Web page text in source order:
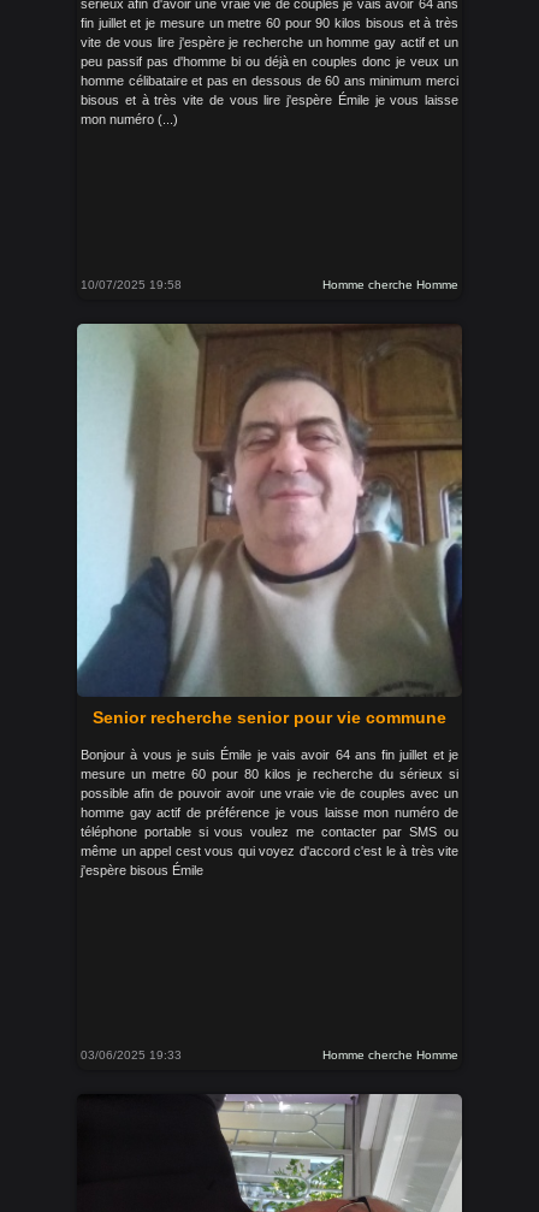
sérieux afin d'avoir une vraie vie de couples je vais avoir 64 ans
fin juillet et je mesure un metre 60 pour 90 kilos bisous et à très
vite de vous lire j'espère je recherche un homme gay actif et un
peu passif pas d'homme bi ou déjà en couples donc je veux un
homme célibataire et pas en dessous de 60 ans minimum merci
bisous et à très vite de vous lire j'espère Émile je vous laisse
mon numéro (...)
10/07/2025 19:58 Homme cherche Homme
Senior recherche senior pour vie commune
Bonjour à vous je suis Émile je vais avoir 64 ans fin juillet et je
mesure un metre 60 pour 80 kilos je recherche du sérieux si
possible afin de pouvoir avoir une vraie vie de couples avec un
homme gay actif de préférence je vous laisse mon numéro de
téléphone portable si vous voulez me contacter par SMS ou
même un appel cest vous qui voyez d'accord c'est le à très vite
j'espère bisous Émile
03/06/2025 19:33 Homme cherche Homme